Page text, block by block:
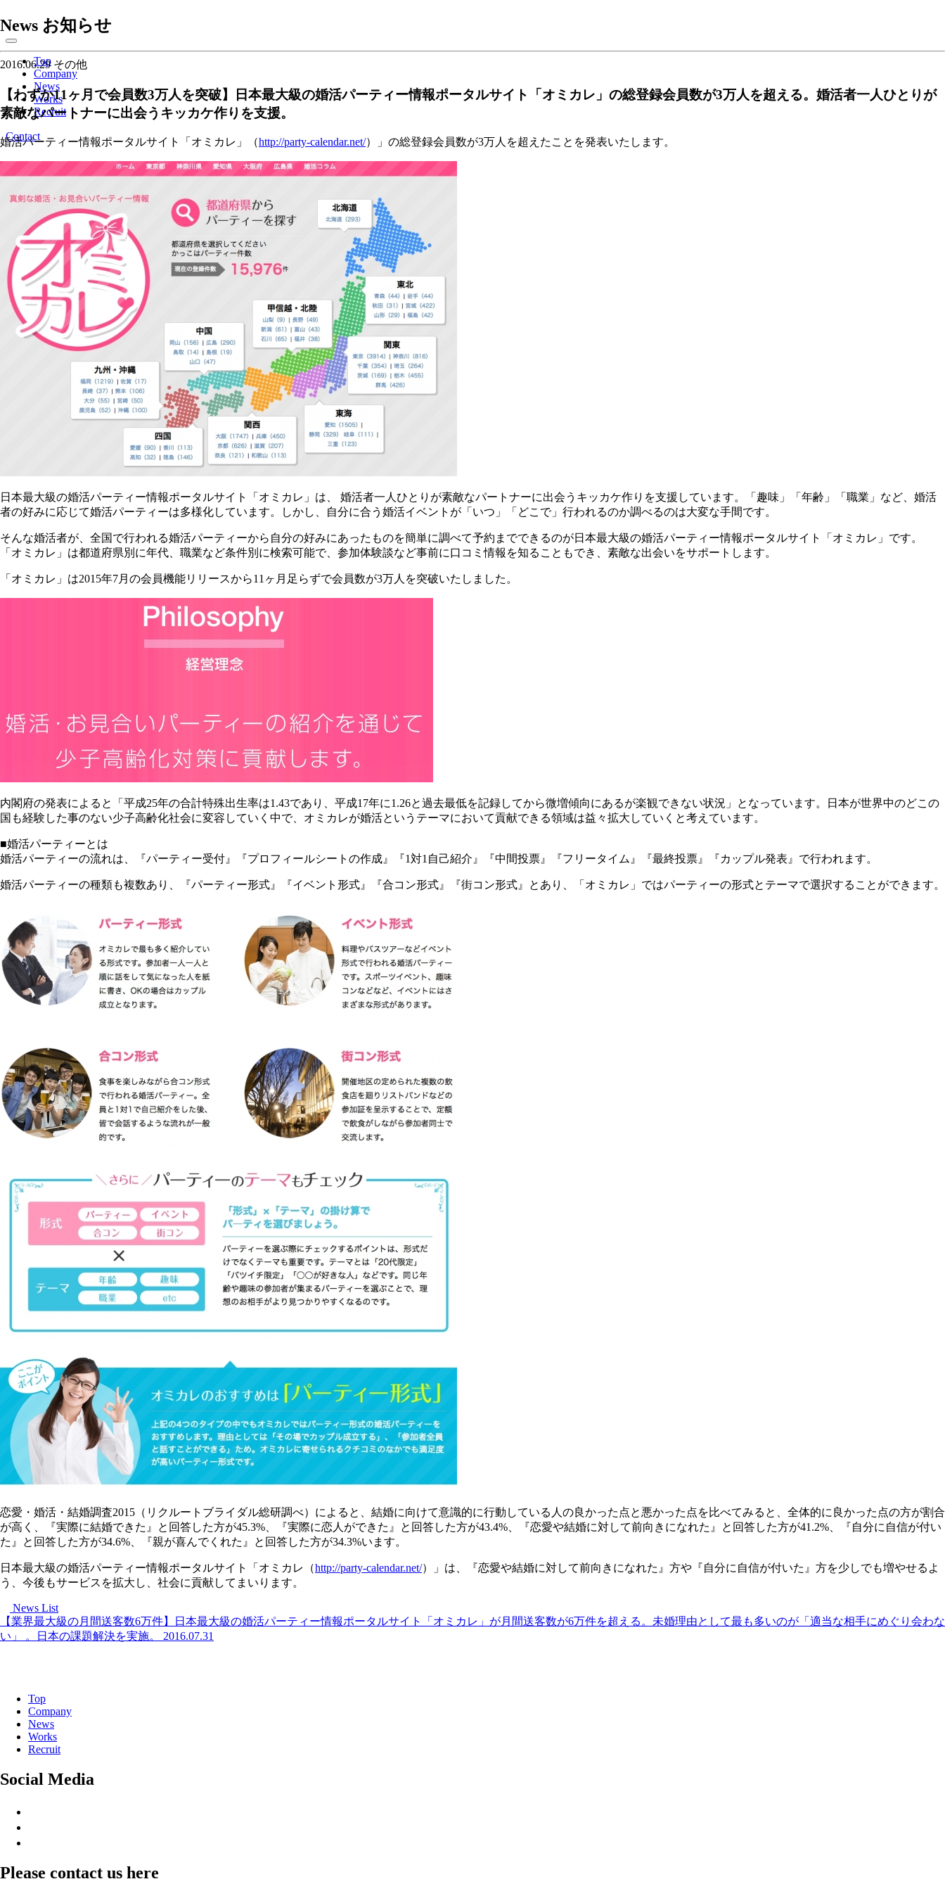
Top
Company
News
Works
Recruit
News お知らせ
2016.06.29 その他
【わずか11ヶ月で会員数3万人を突破】日本最大級の婚活パーティー情報ポータルサイト「オミカレ」の総登録会員数が3万人を超える。婚活者一人ひとりが
素敵なパートナーに出会うキッカケ作りを支援。
婚活パーティー情報ポータルサイト「オミカレ」（http://party-calendar.net/）」の総登録会員数が3万人を超えたことを発表いたします。
日本最大級の婚活パーティー情報ポータルサイト「オミカレ」は、 婚活者一人ひとりが素敵なパートナーに出会うキッカケ作りを支援しています。「趣味」「年齢」「職業」など、婚活
者の好みに応じて婚活パーティーは多様化しています。しかし、自分に合う婚活イベントが「いつ」「どこで」行われるのか調べるのは大変な手間です。
そんな婚活者が、全国で行われる婚活パーティーから自分の好みにあったものを簡単に調べて予約までできるのが日本最大級の婚活パーティー情報ポータルサイト「オミカレ」です。
「オミカレ」は都道府県別に年代、職業など条件別に検索可能で、参加体験談など事前に口コミ情報を知ることもでき、素敵な出会いをサポートします。
「オミカレ」は2015年7月の会員機能リリースから11ヶ月足らずで会員数が3万人を突破いたしました。
内閣府の発表によると「平成25年の合計特殊出生率は1.43であり、平成17年に1.26と過去最低を記録してから微増傾向にあるが楽観できない状況」となっています。日本が世界中のどこの
国も経験した事のない少子高齢化社会に変容していく中で、オミカレが婚活というテーマにおいて貢献できる領域は益々拡大していくと考えています。
■婚活パーティーとは
婚活パーティーの流れは、『パーティー受付』『プロフィールシートの作成』『1対1自己紹介』『中間投票』『フリータイム』『最終投票』『カップル発表』で行われます。
婚活パーティーの種類も複数あり、『パーティー形式』『イベント形式』『合コン形式』『街コン形式』とあり、「オミカレ」ではパーティーの形式とテーマで選択することができます。
恋愛・婚活・結婚調査2015（リクルートブライダル総研調べ）によると、結婚に向けて意識的に行動している人の良かった点と悪かった点を比べてみると、全体的に良かった点の方が割合
が高く、『実際に結婚できた』と回答した方が45.3%、『実際に恋人ができた』と回答した方が43.4%、『恋愛や結婚に対して前向きになれた』と回答した方が41.2%、『自分に自信が付い
た』と回答した方が34.6%、『親が喜んでくれた』と回答した方が34.3%います。
日本最大級の婚活パーティー情報ポータルサイト「オミカレ（http://party-calendar.net/）」は、『恋愛や結婚に対して前向きになれた』方や『自分に自信が付いた』方を少しでも増やせるよ
う、今後もサービスを拡大し、社会に貢献してまいります。
News List
【業界最大級の月間送客数6万件】日本最大級の婚活パーティー情報ポータルサイト「オミカレ」が月間送客数が6万件を超える。未婚理由として最も多いのが「適当な相手にめぐり会わな
い」 。日本の課題解決を実施。
2016.07.31
Top
Company
News
Works
Recruit
Social Media
Please contact us here
Contact